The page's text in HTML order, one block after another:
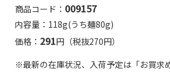
商品コード： 009157
内容量：118g(うち麺80g)
価格： 291円（税抜270円）
※最新の在庫状況、入荷予定は「お買求